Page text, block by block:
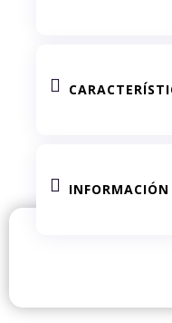

 INFORMACIÓN